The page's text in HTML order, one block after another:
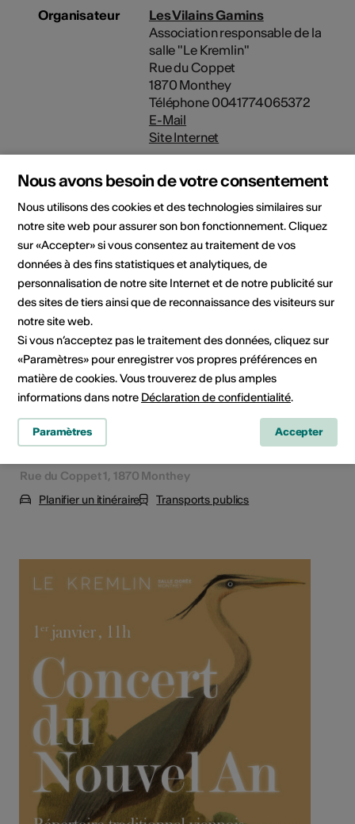
Organisateur
Les Vilains Gamins
Association responsable de la
salle "Le Kremlin"
Rue du Coppet
1870 Monthey
Téléphone 0041774065372
E-Mail
Site Internet
Domaine
Type d'événement
Lieu de l'événement
Rue du Coppet 1, 1870 Monthey
Planifier un itinéraire
Transports publics
Nous avons besoin de votre consentement
Nous utilisons des cookies et des technologies similaires sur
notre site web pour assurer son bon fonctionnement. Cliquez
sur «Accepter» si vous consentez au traitement de vos
données à des fins statistiques et analytiques, de
personnalisation de notre site Internet et de notre publicité sur
des sites de tiers ainsi que de reconnaissance des visiteurs sur
notre site web.
Si vous n’acceptez pas le traitement des données, cliquez sur
«Paramètres» pour enregistrer vos propres préférences en
matière de cookies. Vous trouverez de plus amples
informations dans notre Déclaration de confidentialité.
Paramètres Accepter